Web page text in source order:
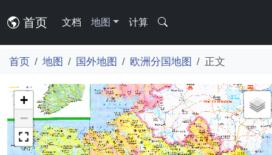
首页 文档 地图 计算
首页 地图 国外地图 欧洲分国地图 正文
+
−